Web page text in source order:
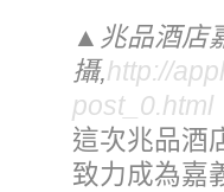
▲兆品酒店
攝,http://
post_0.html
這次兆品酒
致力成為嘉